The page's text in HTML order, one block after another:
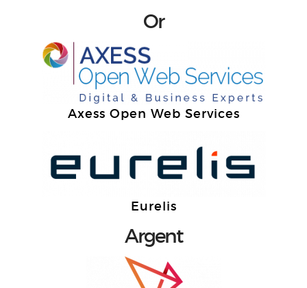
Or
Axess Open Web Services
Eurelis
Argent